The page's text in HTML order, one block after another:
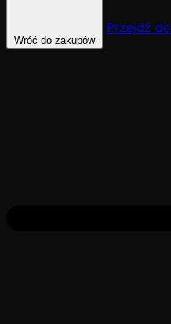
Wróć do zakupów
Przejdź